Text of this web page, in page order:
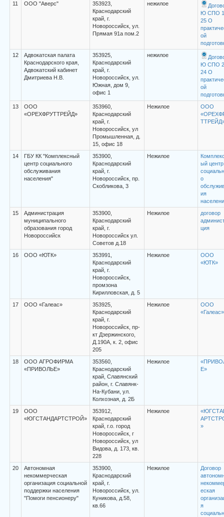
11 ООО "Аверс"
353923,
Краснодарский
край, г.
Новороссийск, ул.
Прямая 91а пом.2
нежилое
Ю СПО
25 О
ой
12
Адвокатская палата
Краснодарского края,
Адвокатский кабинет
Дмитриева Н.В.
353925,
Краснодарский
край, г.
Новороссийск, ул.
Южная, дом 9,
офис 1
нежилое
Ю СПО
24 О
ой
13
ООО
«ОРЕХФРУТТРЕЙД»
353960,
Краснодарский
край, г.
Новороссийск, ул
Промышленная, д.
15, офис 18
Нежилое
ООО
14
ГБУ КК "Комплексный
центр социального
обслуживания
населения"
353900,
Краснодарский
край, г.
Новороссийск, пр.
Скобликова, 3
Нежилое
ый центр
о
ия
15
Администрация
муниципального
образования город
Новороссийск
353900,
Краснодарский
край, г.
Новороссийск ул.
Советов д.18
Нежилое
договор
ция
16 ООО «ЮТК»
353991,
Краснодарский
край, г.
Новороссийск,
промзона
Кирилловская, д. 5
Нежилое
ООО
«ЮТК»
17 ООО «Галеас»
353925,
Краснодарский
край, г.
Новороссийск, пр-
кт Дзержинского,
Д.190А, к. 2, офис
205
Нежилое
ООО
«Галеас»
18
ООО АГРОФИРМА
«ПРИВОЛЬЕ»
353560,
Краснодарский
край, Славянский
район, г. Славянк-
На-Кубани, ул.
Колхозная, д. 2Б
Нежилое
Е»
19
ООО
«ЮГСТАНДАРТСТРОЙ»
353912,
Краснодарский
край, г.о. город
Новороссийск, г
Новороссийск, ул
Видова, д. 173, кв.
228
Нежилое
»
20
Автономная
некоммерческая
организация социальной
поддержки населения
"Помоги пенсионеру"
353900,
Краснодарский
край, г.
Новороссийск, ул.
Куникова, д.58,
кв.66
Нежилое
Договор
еская
я